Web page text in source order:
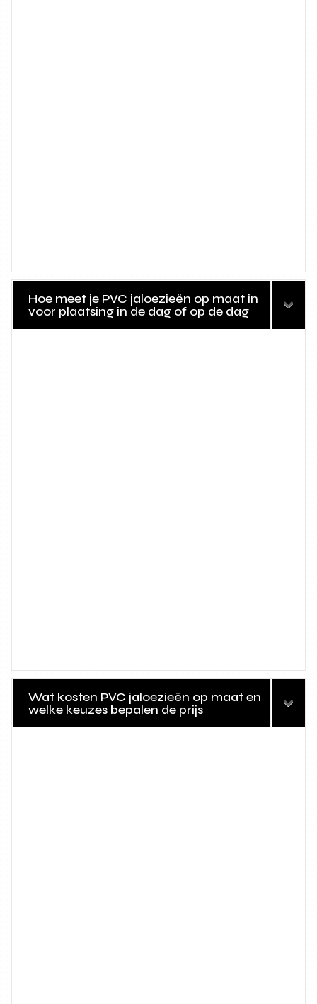
Hoe meet je PVC jaloezieën op maat in
voor plaatsing in de dag of op de dag
Wat kosten PVC jaloezieën op maat en
welke keuzes bepalen de prijs